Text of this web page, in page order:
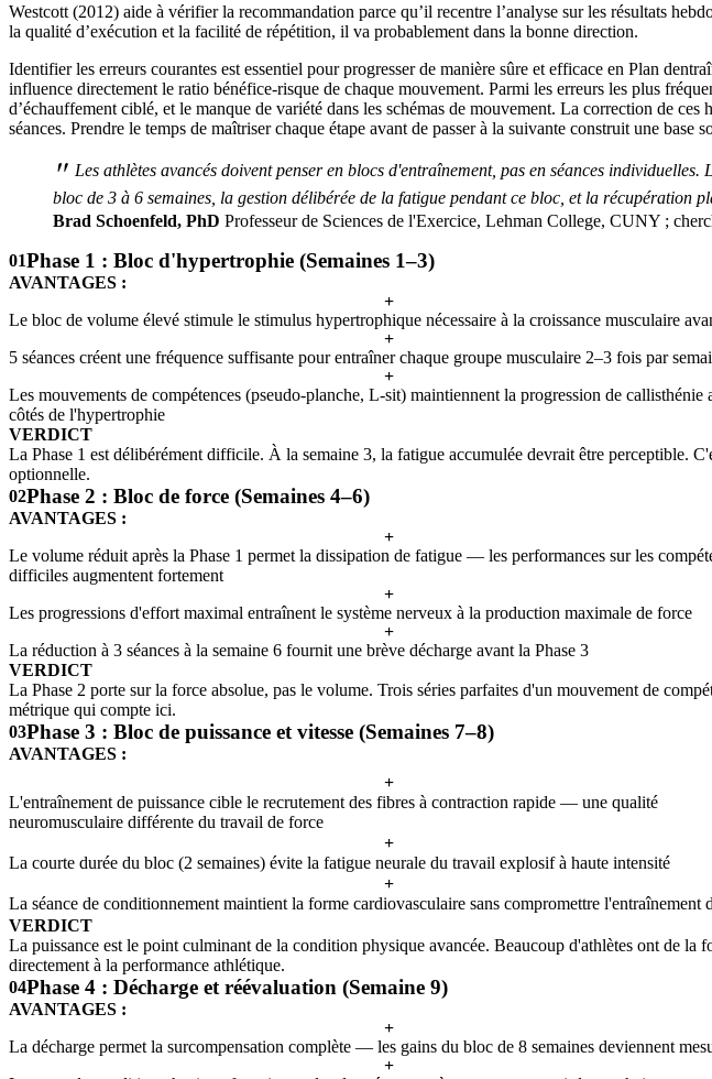
Westcott (2012) aide à vérifier la recommandation parce qu’il recentre l’analyse sur les résultats
la qualité d’exécution et la facilité de répétition, il va probablement dans la bonne direction.
Identifier les erreurs courantes est essentiel pour progresser de manière sûre et efficace en Plan
influence directement le ratio bénéfice-risque de chaque mouvement. Parmi les erreurs les plus
d’échauffement ciblé, et le manque de variété dans les schémas de mouvement. La correction de
séances. Prendre le temps de maîtriser chaque étape avant de passer à la suivante construit une
" Les athlètes avancés doivent penser en blocs d'entraînement, pas en séances
bloc de 3 à 6 semaines, la gestion délibérée de la fatigue pendant ce bloc, et la récupération
Brad Schoenfeld, PhD Professeur de Sciences de l'Exercice, Lehman College, CUNY ;
01Phase 1 : Bloc d'hypertrophie (Semaines 1–3)
AVANTAGES :
+
Le bloc de volume élevé stimule le stimulus hypertrophique nécessaire à la croissance musculaire
+
5 séances créent une fréquence suffisante pour entraîner chaque groupe musculaire 2–3 fois par
+
Les mouvements de compétences (pseudo-planche, L-sit) maintiennent la progression de callisthénie
côtés de l'hypertrophie
VERDICT
La Phase 1 est délibérément difficile. À la semaine 3, la fatigue accumulée devrait être perceptible.
optionnelle.
02Phase 2 : Bloc de force (Semaines 4–6)
AVANTAGES :
+
Le volume réduit après la Phase 1 permet la dissipation de fatigue — les performances sur les
difficiles augmentent fortement
+
Les progressions d'effort maximal entraînent le système nerveux à la production maximale de force
+
La réduction à 3 séances à la semaine 6 fournit une brève décharge avant la Phase 3
VERDICT
La Phase 2 porte sur la force absolue, pas le volume. Trois séries parfaites d'un mouvement de
métrique qui compte ici.
03Phase 3 : Bloc de puissance et vitesse (Semaines 7–8)
AVANTAGES :
+
L'entraînement de puissance cible le recrutement des fibres à contraction rapide — une qualité
neuromusculaire différente du travail de force
+
La courte durée du bloc (2 semaines) évite la fatigue neurale du travail explosif à haute intensité
+
La séance de conditionnement maintient la forme cardiovasculaire sans compromettre l'entraînement
VERDICT
La puissance est le point culminant de la condition physique avancée. Beaucoup d'athlètes ont de
directement à la performance athlétique.
04Phase 4 : Décharge et réévaluation (Semaine 9)
AVANTAGES :
+
La décharge permet la surcompensation complète — les gains du bloc de 8 semaines deviennent
+